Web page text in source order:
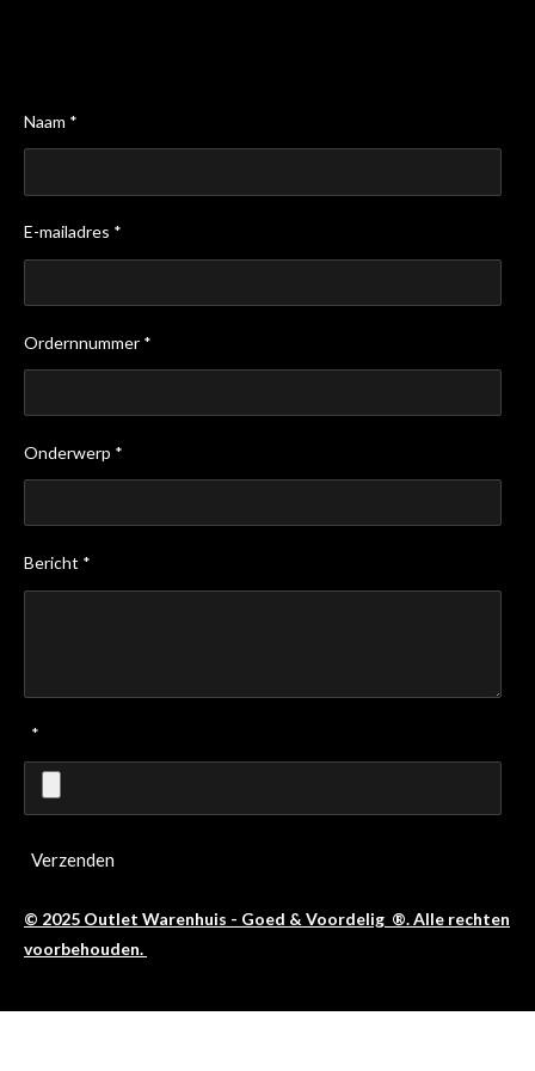
Naam *
E-mailadres *
Ordernnummer *
Onderwerp *
Bericht *
*
Verzenden
© 2025 Outlet Warenhuis - Goed & Voordelig ®. Alle rechten
voorbehouden.